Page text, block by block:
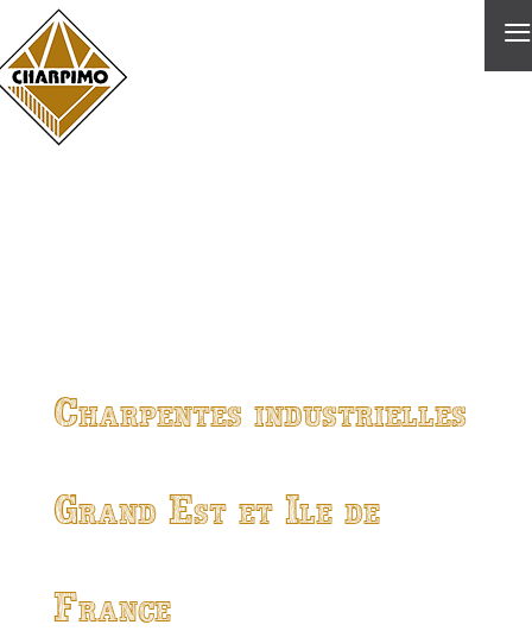
≡
Charpentes industrielles
Grand Est et Ile de
France